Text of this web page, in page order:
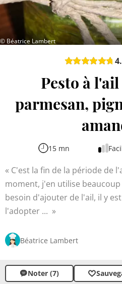
© Béatrice Lambert
Pesto à
parmesan,
15 mn
C'est la fin de la période de
moment, j'en utilise beaucoup
besoin d'ajouter de l'ail, il y
l'adopter ...
Béatrice Lambert
Noter (7)